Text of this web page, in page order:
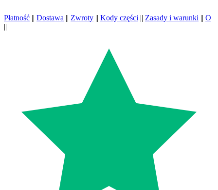
Płatność || Dostawa || Zwroty || Kody części || Zasady i warunki || O
||